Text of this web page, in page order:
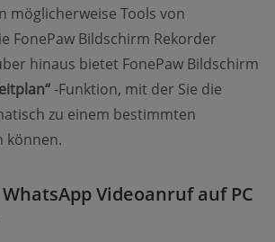
möglicherweise Tools von
FonePaw Bildschirm Rekorder
hinaus bietet FonePaw Bildschirm
-Funktion, mit der Sie die
zu einem bestimmten
können.
Videoanruf auf PC